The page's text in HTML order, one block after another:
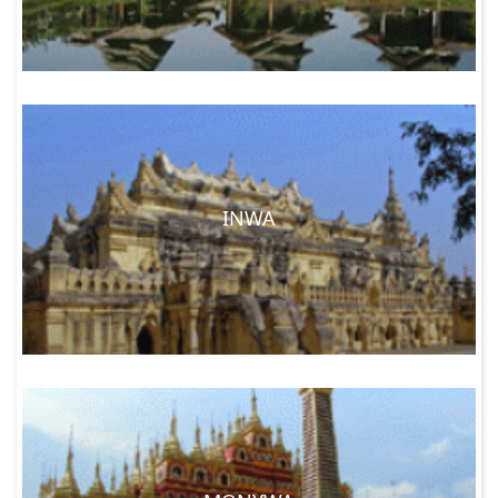
Cingapura e Bangkok.
IDIOMA: A língua nacional é birmanês, dos quais tem mais
de 80 dialetos diferentes. Nas cidades, a maioria da gente
nas áreas mais rurais.
OLÁ: bar Mingalar
OBRIGADO: Je zuh beh
INWA